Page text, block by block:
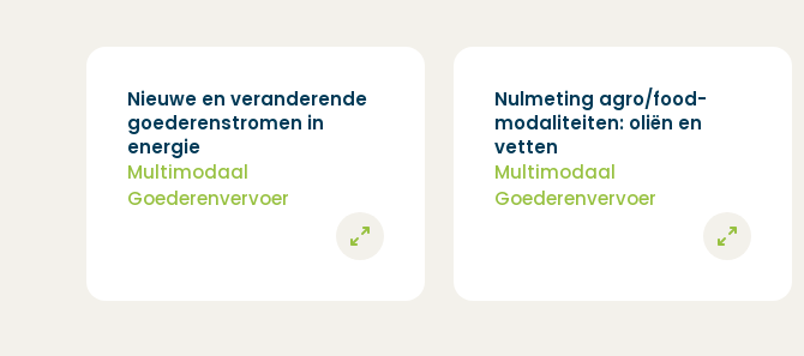
Nieuwe en veranderende
goederenstromen in
energie
Multimodaal
Goederenvervoer
Nulmeting agro/food-
modaliteiten: oliën en
vetten
Multimodaal
Goederenvervoer